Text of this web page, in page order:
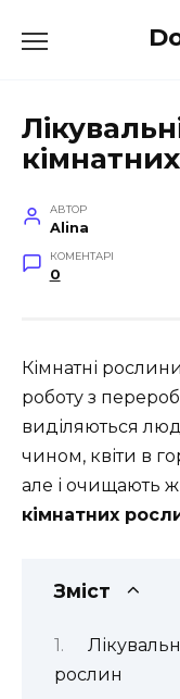
до
АВТОР
Alina
КОМЕНТАРІ
0
Кімнатні
роботу з
виділяються
чином, квіти в
але і очищають
кімнатних
Зміст
рослин